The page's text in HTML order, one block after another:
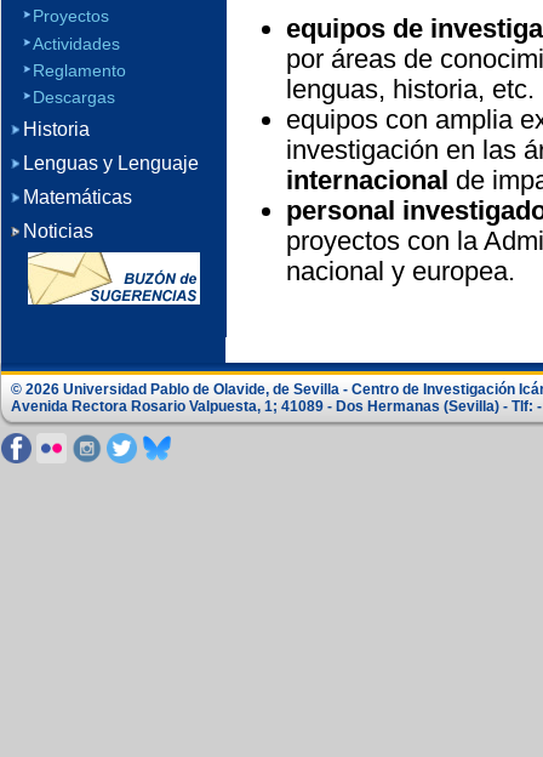
equipos de
por áreas de
lenguas, historia, etc.
equipos con amplia
investigación en las
internacional de
personal
proyectos con la
nacional y europea.
Proyectos
Actividades
Reglamento
Descargas
Historia
Lenguas y Lenguaje
Matemáticas
Noticias
© 2026 Universidad Pablo de Olavide, de Sevilla - Centro de Investigación
Avenida Rectora Rosario Valpuesta, 1; 41089 - Dos Hermanas (Sevilla) - Tlf: -